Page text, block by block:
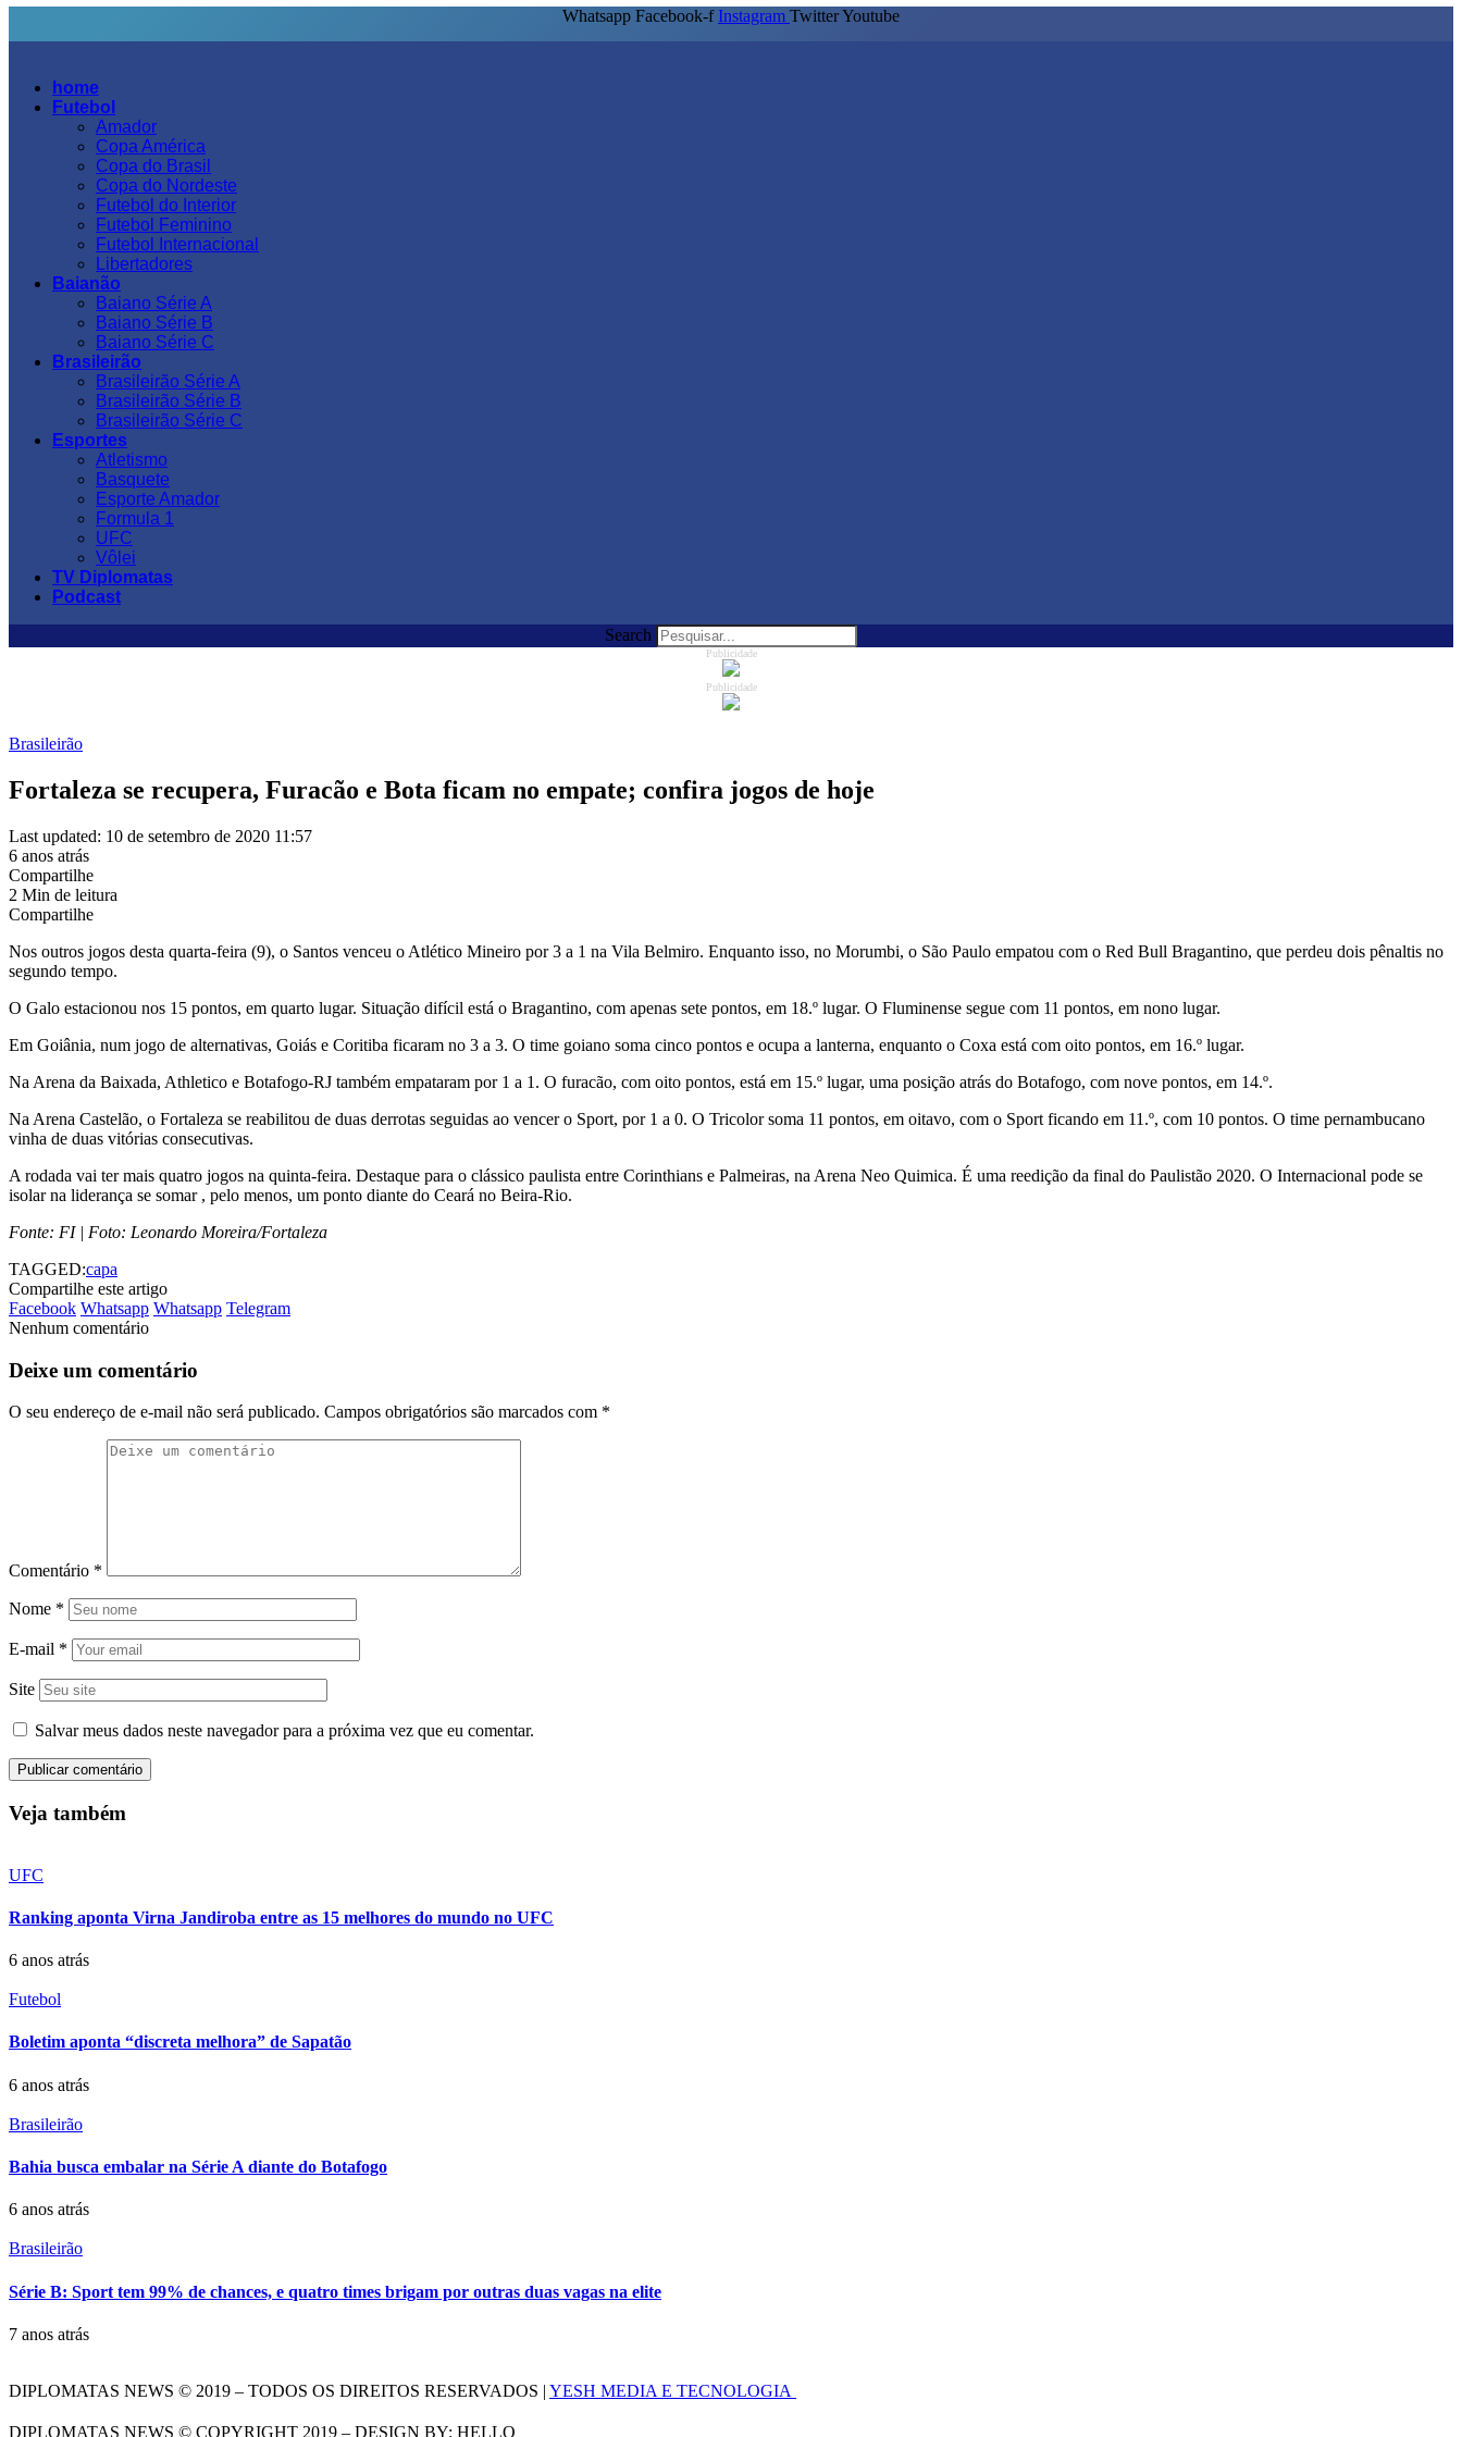
Whatsapp Facebook-f Instagram TwitterYoutube
home
Futebol
Amador
Copa América
Copa do Brasil
Copa do Nordeste
Futebol do Interior
Futebol Feminino
Futebol Internacional
Libertadores
Baianão
Baiano Série A
Baiano Série B
Baiano Série C
Brasileirão
Brasileirão Série A
Brasileirão Série B
Brasileirão Série C
Esportes
Atletismo
Basquete
Esporte Amador
Formula 1
UFC
Vôlei
TV Diplomatas
Podcast
Search
Publicidade
Publicidade
Brasileirão
Fortaleza se recupera, Furacão e Bota ficam no empate; confira jogos de hoje
Last updated: 10 de setembro de 2020 11:57
6 anos atrás
Compartilhe
2 Min de leitura
Compartilhe
Nos outros jogos desta quarta-feira (9), o Santos venceu o Atlético Mineiro por 3 a 1 na Vila Belmiro. Enquanto isso, no Morumbi, o São Paulo empatou com o Red Bull Bragantino, que perdeu dois pênaltis no
segundo tempo.
O Galo estacionou nos 15 pontos, em quarto lugar. Situação difícil está o Bragantino, com apenas sete pontos, em 18.º lugar. O Fluminense segue com 11 pontos, em nono lugar.
Em Goiânia, num jogo de alternativas, Goiás e Coritiba ficaram no 3 a 3. O time goiano soma cinco pontos e ocupa a lanterna, enquanto o Coxa está com oito pontos, em 16.º lugar.
Na Arena da Baixada, Athletico e Botafogo-RJ também empataram por 1 a 1. O furacão, com oito pontos, está em 15.º lugar, uma posição atrás do Botafogo, com nove pontos, em 14.º.
Na Arena Castelão, o Fortaleza se reabilitou de duas derrotas seguidas ao vencer o Sport, por 1 a 0. O Tricolor soma 11 pontos, em oitavo, com o Sport ficando em 11.º, com 10 pontos. O time pernambucano
vinha de duas vitórias consecutivas.
A rodada vai ter mais quatro jogos na quinta-feira. Destaque para o clássico paulista entre Corinthians e Palmeiras, na Arena Neo Quimica. É uma reedição da final do Paulistão 2020. O Internacional pode se
isolar na liderança se somar , pelo menos, um ponto diante do Ceará no Beira-Rio.
Fonte: FI | Foto: Leonardo Moreira/Fortaleza
TAGGED:capa
Compartilhe este artigo
Facebook Whatsapp Whatsapp Telegram
Nenhum comentário
Deixe um comentário
O seu endereço de e-mail não será publicado. Campos obrigatórios são marcados com *
Comentário *
Nome *
E-mail *
Site
Salvar meus dados neste navegador para a próxima vez que eu comentar.
Veja também
UFC
Ranking aponta Virna Jandiroba entre as 15 melhores do mundo no UFC
6 anos atrás
Futebol
Boletim aponta “discreta melhora” de Sapatão
6 anos atrás
Brasileirão
Bahia busca embalar na Série A diante do Botafogo
6 anos atrás
Brasileirão
Série B: Sport tem 99% de chances, e quatro times brigam por outras duas vagas na elite
7 anos atrás
DIPLOMATAS NEWS © 2019 – TODOS OS DIREITOS RESERVADOS | YESH MEDIA E TECNOLOGIA
DIPLOMATAS NEWS © COPYRIGHT 2019 – DESIGN BY: HELLO